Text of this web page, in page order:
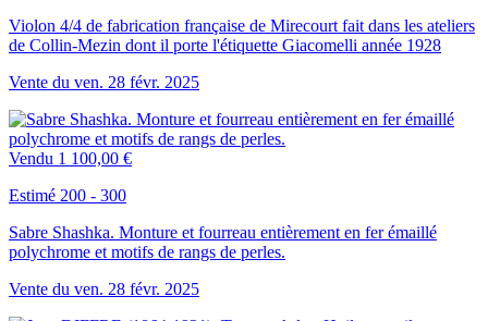
Violon 4/4 de fabrication française de Mirecourt fait dans les ateliers
de Collin-Mezin dont il porte l'étiquette Giacomelli année 1928
Vente du ven. 28 févr. 2025
Vendu 1 100,00 €
Estimé 200 - 300
Sabre Shashka. Monture et fourreau entièrement en fer émaillé
polychrome et motifs de rangs de perles.
Vente du ven. 28 févr. 2025